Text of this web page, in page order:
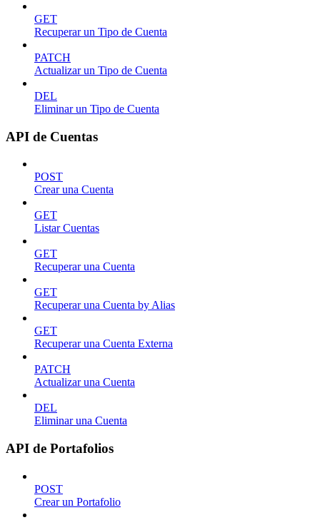
GET
Recuperar un Tipo de Cuenta
PATCH
Actualizar un Tipo de Cuenta
DEL
Eliminar un Tipo de Cuenta
API de Cuentas
POST
Crear una Cuenta
GET
Listar Cuentas
GET
Recuperar una Cuenta
GET
Recuperar una Cuenta by Alias
GET
Recuperar una Cuenta Externa
PATCH
Actualizar una Cuenta
DEL
Eliminar una Cuenta
API de Portafolios
POST
Crear un Portafolio